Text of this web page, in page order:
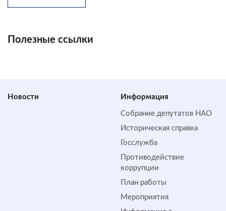
Полезные ссылки
Новости Информация
Собрание депутатов НАО
Историческая справка
Госслужба
Противодействие
коррупции
План работы
Мероприятия